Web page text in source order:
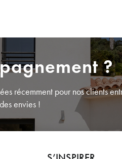
?
récemment pour nos clients
envies !